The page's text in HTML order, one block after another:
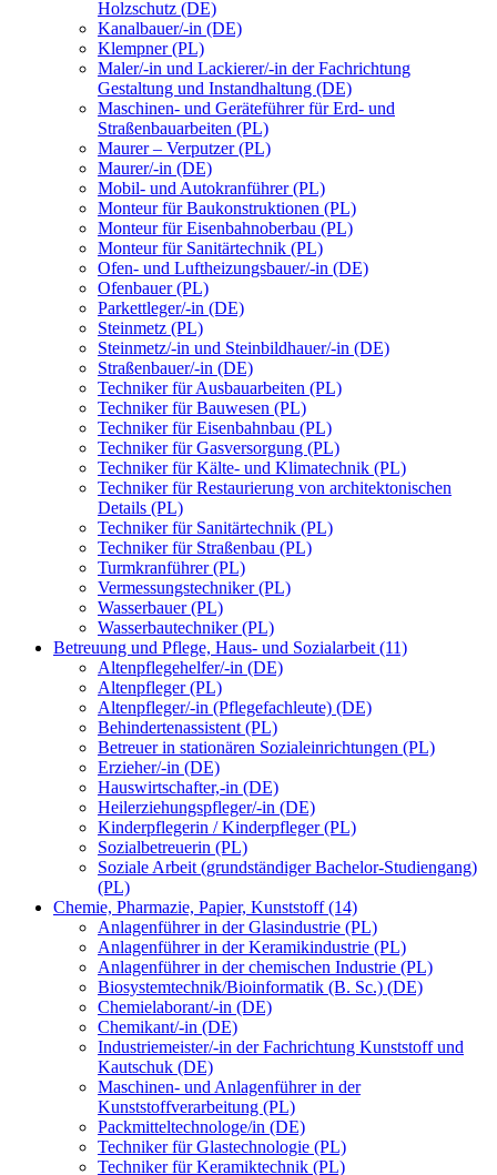
Holzschutz (DE)
Kanalbauer/-in (DE)
Klempner (PL)
Maler/-in und Lackierer/-in der Fachrichtung
Gestaltung und Instandhaltung (DE)
Maschinen- und Geräteführer für Erd- und
Straßenbauarbeiten (PL)
Maurer – Verputzer (PL)
Maurer/-in (DE)
Mobil- und Autokranführer (PL)
Monteur für Baukonstruktionen (PL)
Monteur für Eisenbahnoberbau (PL)
Monteur für Sanitärtechnik (PL)
Ofen- und Luftheizungsbauer/-in (DE)
Ofenbauer (PL)
Parkettleger/-in (DE)
Steinmetz (PL)
Steinmetz/-in und Steinbildhauer/-in (DE)
Straßenbauer/-in (DE)
Techniker für Ausbauarbeiten (PL)
Techniker für Bauwesen (PL)
Techniker für Eisenbahnbau (PL)
Techniker für Gasversorgung (PL)
Techniker für Kälte- und Klimatechnik (PL)
Techniker für Restaurierung von architektonischen
Details (PL)
Techniker für Sanitärtechnik (PL)
Techniker für Straßenbau (PL)
Turmkranführer (PL)
Vermessungstechniker (PL)
Wasserbauer (PL)
Wasserbautechniker (PL)
Betreuung und Pflege, Haus- und Sozialarbeit (11)
Altenpflegehelfer/-in (DE)
Altenpfleger (PL)
Altenpfleger/-in (Pflegefachleute) (DE)
Behindertenassistent (PL)
Betreuer in stationären Sozialeinrichtungen (PL)
Erzieher/-in (DE)
Hauswirtschafter,-in (DE)
Heilerziehungspfleger/-in (DE)
Kinderpflegerin / Kinderpfleger (PL)
Sozialbetreuerin (PL)
Soziale Arbeit (grundständiger Bachelor-Studiengang)
(PL)
Chemie, Pharmazie, Papier, Kunststoff (14)
Anlagenführer in der Glasindustrie (PL)
Anlagenführer in der Keramikindustrie (PL)
Anlagenführer in der chemischen Industrie (PL)
Biosystemtechnik/Bioinformatik (B. Sc.) (DE)
Chemielaborant/-in (DE)
Chemikant/-in (DE)
Industriemeister/-in der Fachrichtung Kunststoff und
Kautschuk (DE)
Maschinen- und Anlagenführer in der
Kunststoffverarbeitung (PL)
Packmitteltechnologe/in (DE)
Techniker für Glastechnologie (PL)
Techniker für Keramiktechnik (PL)